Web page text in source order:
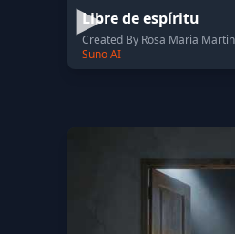
Libre de espíritu
Created By Rosa Maria
Suno AI